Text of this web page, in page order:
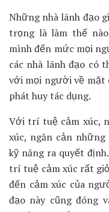
Những nhà lãnh đạo
trọng là làm thế
mình đến mức mọi
các nhà lãnh đạo có
với mọi người về mặt
phát huy tác dụng.
Với trí tuệ cảm xúc,
xúc, ngăn cản
kỹ năng ra quyết
trí tuệ cảm xúc rất
đến cảm xúc của
đạo này cũng đóng